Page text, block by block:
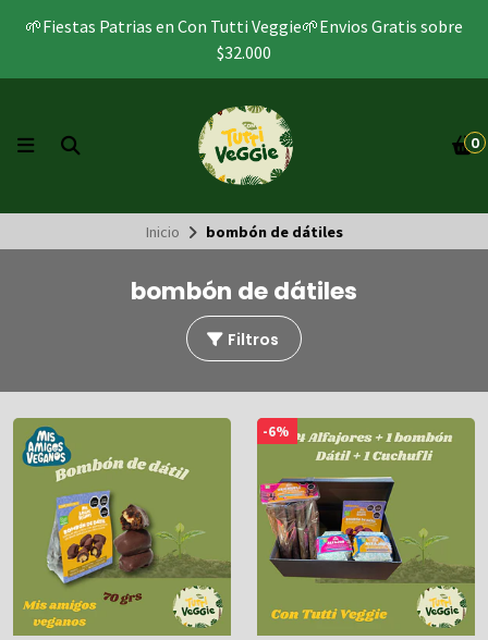
🌱Fiestas Patrias en Con Tutti Veggie🌱Envios Gratis sobre
$32.000
0
Inicio bombón de dátiles
bombón de dátiles
Filtros
-6%